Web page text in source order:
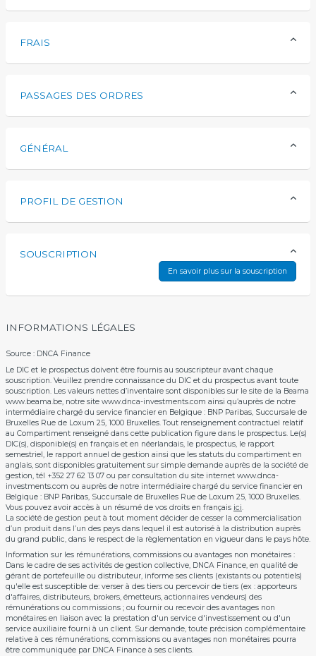
FRAIS
PASSAGES DES ORDRES
GÉNÉRAL
PROFIL DE GESTION
SOUSCRIPTION
En savoir plus sur la souscription
INFORMATIONS LÉGALES
Source : DNCA Finance
Le DIC et le prospectus doivent être fournis au souscripteur avant chaque
souscription. Veuillez prendre connaissance du DIC et du prospectus avant toute
souscription. Les valeurs nettes d’inventaire sont disponibles sur le site de la Beama
www.beama.be, notre site www.dnca-investments.com ainsi qu’auprès de notre
intermédiaire chargé du service financier en Belgique : BNP Paribas, Succursale de
Bruxelles Rue de Loxum 25, 1000 Bruxelles. Tout renseignement contractuel relatif
au Compartiment renseigné dans cette publication figure dans le prospectus. Le(s)
DIC(s), disponible(s) en français et en néerlandais, le prospectus, le rapport
semestriel, le rapport annuel de gestion ainsi que les statuts du compartiment en
anglais, sont disponibles gratuitement sur simple demande auprès de la société de
gestion, tél +352 27 62 13 07 ou par consultation du site internet www.dnca-
investments.com ou auprès de notre intermédiaire chargé du service financier en
Belgique : BNP Paribas, Succursale de Bruxelles Rue de Loxum 25, 1000 Bruxelles.
Vous pouvez avoir accès à un résumé de vos droits en français ici
La société de gestion peut à tout moment décider de cesser la commercialisation
d’un produit dans l’un des pays dans lequel il est autorisé à la distribution auprès
du grand public, dans le respect de la règlementation en vigueur dans le pays hôte.
Information sur les rémunérations, commissions ou avantages non monétaires :
Dans le cadre de ses activités de gestion collective, DNCA Finance, en qualité de
gérant de portefeuille ou distributeur, informe ses clients (existants ou potentiels)
qu'elle est susceptible de: verser à des tiers ou percevoir de tiers (ex : apporteurs
d'affaires, distributeurs, brokers, émetteurs, actionnaires vendeurs) des
rémunérations ou commissions ; ou fournir ou recevoir des avantages non
monétaires en liaison avec la prestation d'un service d'investissement ou d'un
service auxiliaire fourni à un client. Sur demande, toute précision complémentaire
relative à ces rémunérations, commissions ou avantages non monétaires pourra
être communiquée par DNCA Finance à ses clients.